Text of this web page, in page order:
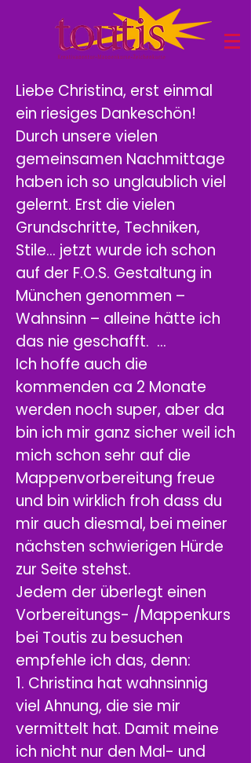
Liebe Christina, erst einmal
ein riesiges Dankeschön!
Durch unsere vielen
gemeinsamen Nachmittage
haben ich so unglaublich viel
gelernt. Erst die vielen
Grundschritte, Techniken,
Stile... jetzt wurde ich schon
auf der F.O.S. Gestaltung in
München genommen –
Wahnsinn – alleine hätte ich
das nie geschafft. …
Ich hoffe auch die
kommenden ca 2 Monate
werden noch super, aber da
bin ich mir ganz sicher weil ich
mich schon sehr auf die
Mappenvorbereitung freue
und bin wirklich froh dass du
mir auch diesmal, bei meiner
nächsten schwierigen Hürde
zur Seite stehst.
Jedem der überlegt einen
Vorbereitungs- /Mappenkurs
bei Toutis zu besuchen
empfehle ich das, denn:
1. Christina hat wahnsinnig
viel Ahnung, die sie mir
vermittelt hat. Damit meine
ich nicht nur den Mal- und